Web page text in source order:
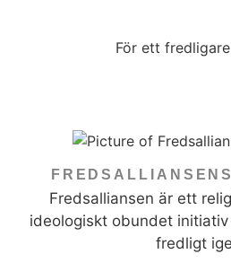
För ett
Fredsalliansen är ett
ideologiskt obundet
fredligt